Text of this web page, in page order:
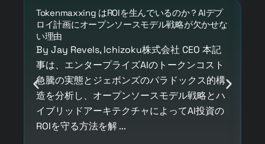
Tokenmaxxing はROIを生んでいるのか？AIデプ
ロイ計画にオープンソースモデル戦略が欠かせな
い理由
By Jay Revels, Ichizoku株式会社 CEO 本記
事は、エンタープライズAIのトークンコスト
急騰の実態とジェボンズのパラドックス的構
造を分析し、オープンソースモデル戦略とハ
イブリッドアーキテクチャによってAI投資の
ROIを守る方法を解 ...